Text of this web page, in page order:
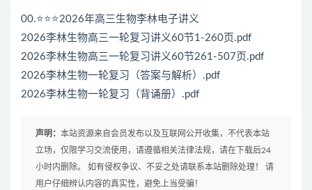
00.⭐⭐⭐2026年高三生物李林电子讲义
2026李林生物高三一轮复习讲义60节1-260页.pdf
2026李林生物高三一轮复习讲义60节261-507页.pdf
2026李林生物一轮复习（答案与解析）.pdf
2026李林生物一轮复习（背诵册）.pdf
声明： 本站资源来自会员发布以及互联网公开收集，不代表本站
立场，仅限学习交流使用，请遵循相关法律法规，请在下载后24
小时内删除。 如有侵权争议、不妥之处请联系本站删除处理！ 请
用户仔细辨认内容的真实性，避免上当受骗！